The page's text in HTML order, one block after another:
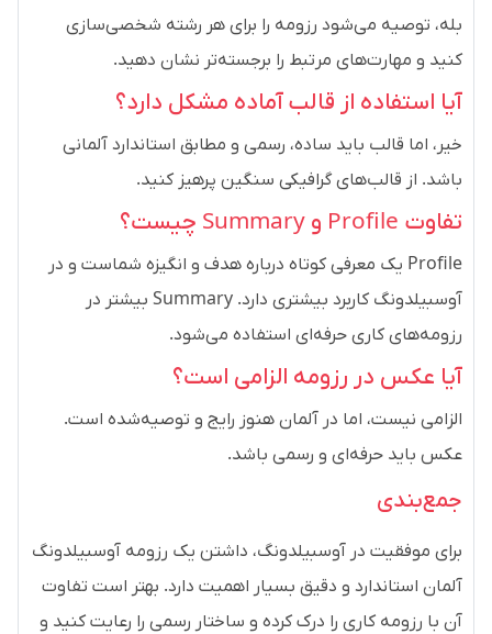
بله، توصیه می‌شود رزومه را برای هر رشته شخصی‌سازی
کنید و مهارت‌های مرتبط را برجسته‌تر نشان دهید.
آیا استفاده از قالب آماده مشکل دارد؟
خیر، اما قالب باید ساده، رسمی و مطابق استاندارد آلمانی
باشد. از قالب‌های گرافیکی سنگین پرهیز کنید.
تفاوت Profile و Summary چیست؟
Profile یک معرفی کوتاه درباره هدف و انگیزه شماست و در
آوسبیلدونگ کاربرد بیشتری دارد. Summary بیشتر در
رزومه‌های کاری حرفه‌ای استفاده می‌شود.
آیا عکس در رزومه الزامی است؟
الزامی نیست، اما در آلمان هنوز رایج و توصیه‌شده است.
عکس باید حرفه‌ای و رسمی باشد.
جمع‌بندی
برای موفقیت در آوسبیلدونگ، داشتن یک رزومه آوسبیلدونگ
آلمان استاندارد و دقیق بسیار اهمیت دارد. بهتر است تفاوت
آن با رزومه کاری را درک کرده و ساختار رسمی را رعایت کنید و